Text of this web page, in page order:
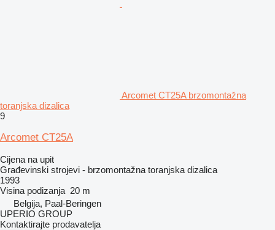
Arcomet CT25A brzomontažna
toranjska dizalica
9
Arcomet CT25A
Cijena na upit
Građevinski strojevi - brzomontažna toranjska dizalica
1993
Visina podizanja 20 m
Belgija, Paal-Beringen
UPERIO GROUP
Kontaktirajte prodavatelja